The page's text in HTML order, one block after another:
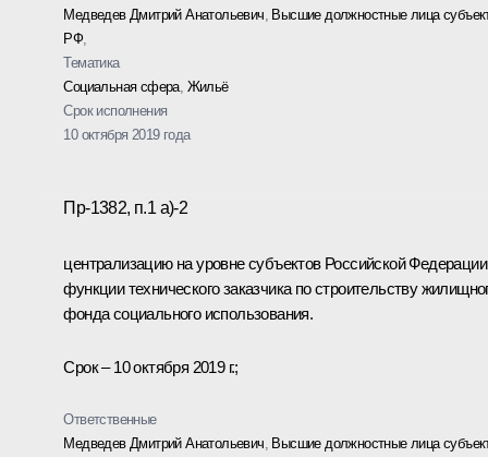
Медведев Дмитрий Анатольевич Высшие должностные лица
РФ,
Тематика
Социальная сфера, Жильё
Срок исполнения
10 октября 2019 года
Пр-1382, п.1 а)-2
централизацию на уровне субъектов Российской Федерации
функции технического заказчика по строительству
фонда социального использования.
Срок – 10 октября 2019 г.;
Ответственные
Медведев Дмитрий Анатольевич Высшие должностные лица